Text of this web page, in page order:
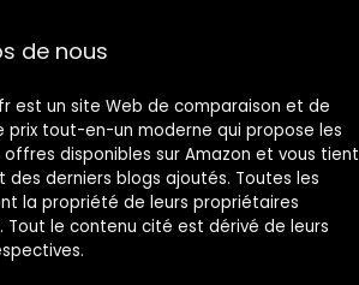
de nous
est un site Web de comparaison et de
prix tout-en-un moderne qui propose les
offres disponibles sur Amazon et vous tient
des derniers blogs ajoutés. Toutes les
la propriété de leurs propriétaires
Tout le contenu cité est dérivé de leurs